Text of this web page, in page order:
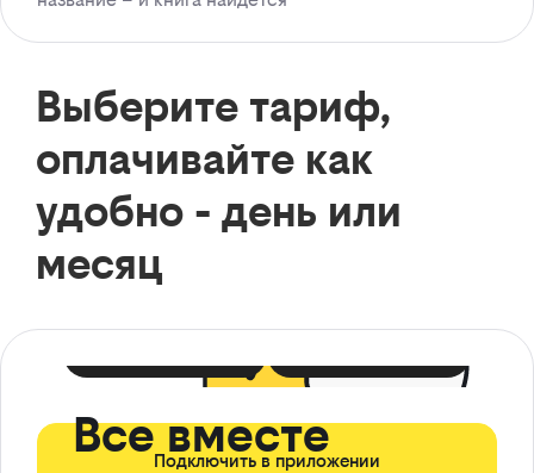
Выберите тариф,
оплачивайте как
удобно - день или
месяц
Все вместе
Подключить в приложении